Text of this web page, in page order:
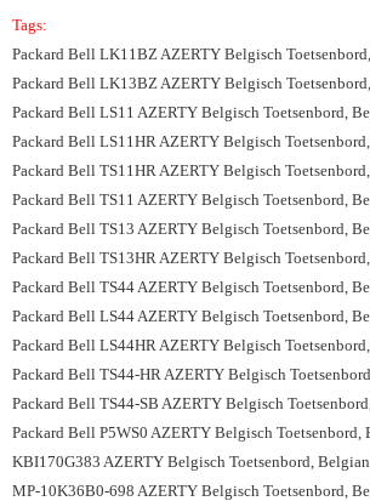
Tags:
Packard Bell LK11BZ AZERTY Belgisch
Packard Bell LK13BZ AZERTY Belgisch
Packard Bell LS11 AZERTY Belgisch Toetsenbord,
Packard Bell LS11HR AZERTY Belgisch
Packard Bell TS11HR AZERTY Belgisch
Packard Bell TS11 AZERTY Belgisch Toetsenbord,
Packard Bell TS13 AZERTY Belgisch Toetsenbord,
Packard Bell TS13HR AZERTY Belgisch
Packard Bell TS44 AZERTY Belgisch Toetsenbord,
Packard Bell LS44 AZERTY Belgisch Toetsenbord,
Packard Bell LS44HR AZERTY Belgisch
Packard Bell TS44-HR AZERTY Belgisch
Packard Bell TS44-SB AZERTY Belgisch
Packard Bell P5WS0 AZERTY Belgisch
KBI170G383 AZERTY Belgisch Toetsenbord,
MP-10K36B0-698 AZERTY Belgisch Toetsenbord,